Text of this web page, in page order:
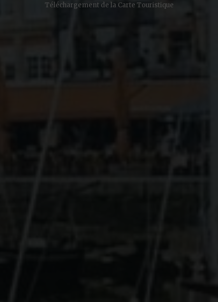
Téléchargement de la Carte Touristique